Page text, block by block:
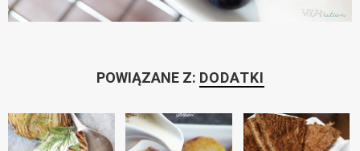
POWIĄZANE Z: DODATKI